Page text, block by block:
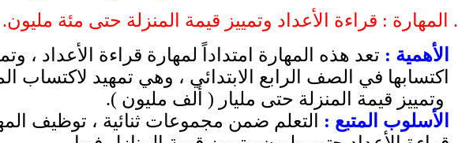
. المهارة : قراءة الأعداد وتمييز قيمة المنزلة حتى مئة مليون.
الأهمية : تعد هذه المهارة امتداداً لمهارة قراءة الأعداد ،
اكتسابها في الصف الرابع الابتدائي ، وهي تمهيد لاكتساب
وتمييز قيمة المنزلة حتى مليار ( ألف مليون ).
الأسلوب المتبع : التعلم ضمن مجموعات ثنائية ، توظيف